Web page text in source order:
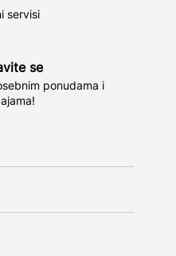
servisi
se
ponudama i